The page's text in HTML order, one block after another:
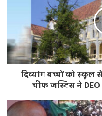
दिव्यांग बच्चों को स्कूल
चीफ जस्टिस ने DEO